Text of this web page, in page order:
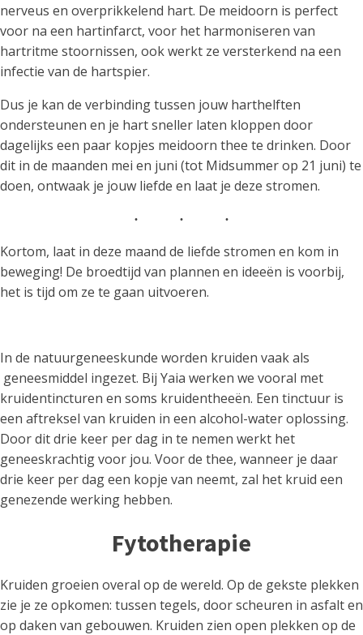
nerveus en overprikkelend hart. De meidoorn is perfect
voor na een hartinfarct, voor het harmoniseren van
hartritme stoornissen, ook werkt ze versterkend na een
infectie van de hartspier.
Dus je kan de verbinding tussen jouw harthelften
ondersteunen en je hart sneller laten kloppen door
dagelijks een paar kopjes meidoorn thee te drinken. Door
dit in de maanden mei en juni (tot Midsummer op 21 juni) te
doen, ontwaak je jouw liefde en laat je deze stromen.
Kortom, laat in deze maand de liefde stromen en kom in
beweging! De broedtijd van plannen en ideeën is voorbij,
het is tijd om ze te gaan uitvoeren.
In de natuurgeneeskunde worden kruiden vaak als
geneesmiddel ingezet. Bij Yaia werken we vooral met
kruidentincturen en soms kruidentheeën. Een tinctuur is
een aftreksel van kruiden in een alcohol-water oplossing.
Door dit drie keer per dag in te nemen werkt het
geneeskrachtig voor jou. Voor de thee, wanneer je daar
drie keer per dag een kopje van neemt, zal het kruid een
genezende werking hebben.
Fytotherapie
Kruiden groeien overal op de wereld. Op de gekste plekken
zie je ze opkomen: tussen tegels, door scheuren in asfalt en
op daken van gebouwen. Kruiden zien open plekken op de